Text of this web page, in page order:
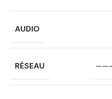
AUDIO
RÉSEAU